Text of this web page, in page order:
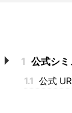
1 公式シ
1.1 公式